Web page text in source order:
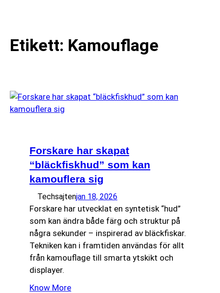
Etikett: Kamouflage
Forskare har skapat
“bläckfiskhud” som kan
kamouflera sig
Techsajtenjan 18, 2026
Forskare har utvecklat en syntetisk “hud”
som kan ändra både färg och struktur på
några sekunder – inspirerad av bläckfiskar.
Tekniken kan i framtiden användas för allt
från kamouflage till smarta ytskikt och
displayer.
Know More